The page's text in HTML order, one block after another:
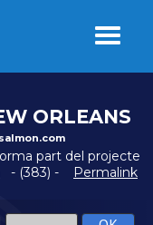
ORLEANS
part del projecte
- (383) -
Permalink